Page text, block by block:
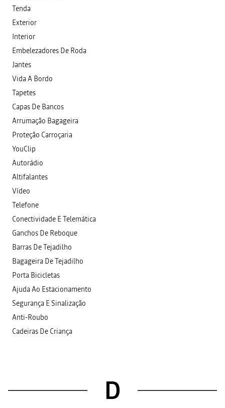
Tenda
Exterior
Interior
Embelezadores De Roda
Jantes
Vida A Bordo
Tapetes
Capas De Bancos
Arrumação Bagageira
Proteção Carroçaria
YouClip
Autorádio
Altifalantes
Vídeo
Telefone
Conectividade E Telemática
Ganchos De Reboque
Barras De Tejadilho
Bagageira De Tejadilho
Porta Bicicletas
Ajuda Ao Estacionamento
Segurança E Sinalização
Anti-Roubo
Cadeiras De Criança
D